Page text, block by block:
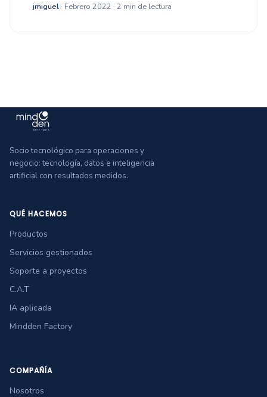
jmiguel · Febrero 2022 · 2 min de lectura
Socio tecnológico para operaciones y
negocio: tecnología, datos e inteligencia
artificial con resultados medidos.
QUÉ HACEMOS
Productos
Servicios gestionados
Soporte a proyectos
C.A.T
IA aplicada
Mindden Factory
COMPAÑÍA
Nosotros